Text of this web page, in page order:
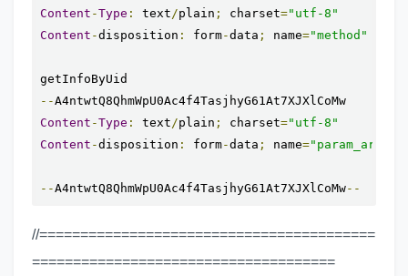
Content -Type : text/plain ; charset="utf-8"
Content -disposition : form-data ; name="method"
--
Content -Type : text/plain ; charset="utf-8"
Content -disposition : form-data ; name="param_array"
--A4ntwtQ8QhmWpU0Ac4f4TasjhyG61At7XJXlCoMw--
//=========================================
=====================================